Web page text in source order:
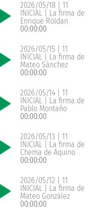
2026/05/18 | 11
INICIAL | La firma de
Enrique Roldan
00:00:00
2026/05/15 | 11
INICIAL | La firma de
Mateo Sánchez
00:00:00
2026/05/14 | 11
INICIAL | La firma de
Pablo Montaño
00:00:00
2026/05/13 | 11
INICIAL | La firma de
Chema de Aquino
00:00:00
2026/05/12 | 11
INICIAL | La firma de
Mateo González
00:00:00